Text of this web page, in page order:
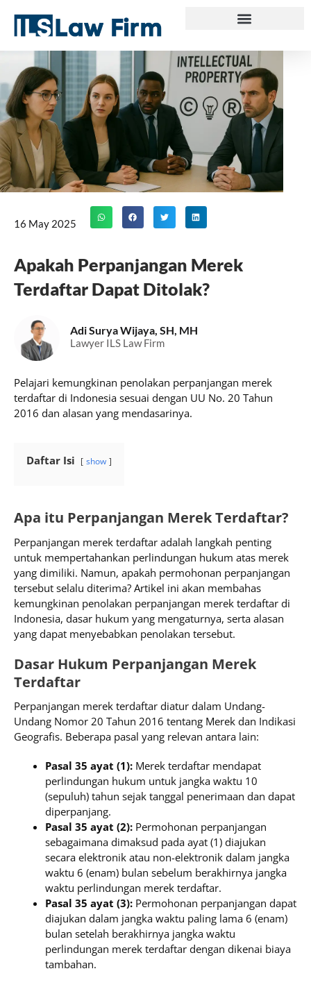
content
16 May 2025
Apakah Perpanjangan Merek
Terdaftar Dapat Ditolak?
Adi Surya Wijaya, SH, MH
Lawyer ILS Law Firm
Pelajari kemungkinan penolakan perpanjangan merek
terdaftar di Indonesia sesuai dengan UU No. 20 Tahun
2016 dan alasan yang mendasarinya.
Daftar Isi show
Apa itu Perpanjangan Merek Terdaftar?
Perpanjangan merek terdaftar adalah langkah penting
untuk mempertahankan perlindungan hukum atas merek
yang dimiliki. Namun, apakah permohonan perpanjangan
tersebut selalu diterima? Artikel ini akan membahas
kemungkinan penolakan perpanjangan merek terdaftar di
Indonesia, dasar hukum yang mengaturnya, serta alasan
yang dapat menyebabkan penolakan tersebut.
Dasar Hukum Perpanjangan Merek
Terdaftar
Perpanjangan merek terdaftar diatur dalam Undang-
Undang Nomor 20 Tahun 2016 tentang Merek dan Indikasi
Geografis. Beberapa pasal yang relevan antara lain:
Pasal 35 ayat (1): Merek terdaftar mendapat
perlindungan hukum untuk jangka waktu 10
(sepuluh) tahun sejak tanggal penerimaan dan dapat
diperpanjang.
Pasal 35 ayat (2): Permohonan perpanjangan
sebagaimana dimaksud pada ayat (1) diajukan
secara elektronik atau non-elektronik dalam jangka
waktu 6 (enam) bulan sebelum berakhirnya jangka
waktu perlindungan merek terdaftar.
Pasal 35 ayat (3): Permohonan perpanjangan dapat
diajukan dalam jangka waktu paling lama 6 (enam)
bulan setelah berakhirnya jangka waktu
perlindungan merek terdaftar dengan dikenai biaya
tambahan.